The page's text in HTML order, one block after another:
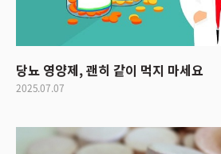
당뇨 영양제, 괜히 같이 먹지 마세요
2025.07.07